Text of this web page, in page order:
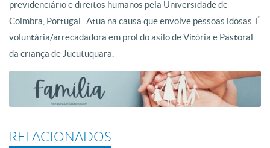
previdenciário e direitos humanos pela Universidade de
Coimbra, Portugal . Atua na causa que envolve pessoas idosas. É
voluntária/arrecadadora em prol do asilo de Vitória e Pastoral
da criança de Jucutuquara.
RELACIONADOS